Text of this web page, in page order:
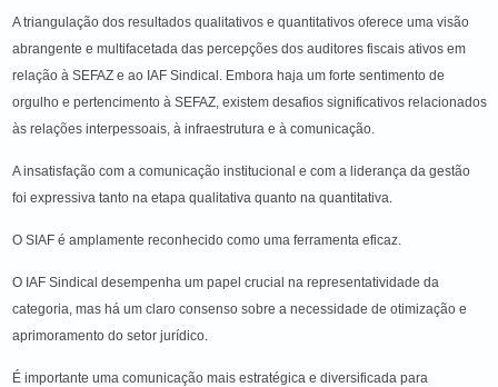
A triangulação dos resultados qualitativos e quantitativos oferece uma visão
abrangente e multifacetada das percepções dos auditores fiscais ativos em
relação à SEFAZ e ao IAF Sindical. Embora haja um forte sentimento de
orgulho e pertencimento à SEFAZ, existem desafios significativos relacionados
às relações interpessoais, à infraestrutura e à comunicação.
A insatisfação com a comunicação institucional e com a liderança da gestão
foi expressiva tanto na etapa qualitativa quanto na quantitativa.
O SIAF é amplamente reconhecido como uma ferramenta eficaz.
O IAF Sindical desempenha um papel crucial na representatividade da
categoria, mas há um claro consenso sobre a necessidade de otimização e
aprimoramento do setor jurídico.
É importante uma comunicação mais estratégica e diversificada para